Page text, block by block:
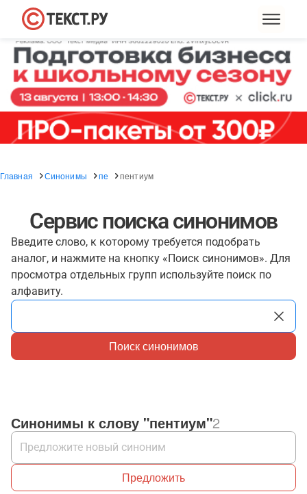
Главная Синонимы пе пентиум
Сервис поиска синонимов
Введите слово, к которому требуется подобрать
аналог, и нажмите на кнопку «Поиск синонимов». Для
просмотра отдельных групп используйте поиск по
алфавиту.
Поиск синонимов
Синонимы к слову "пентиум"2
Предложить